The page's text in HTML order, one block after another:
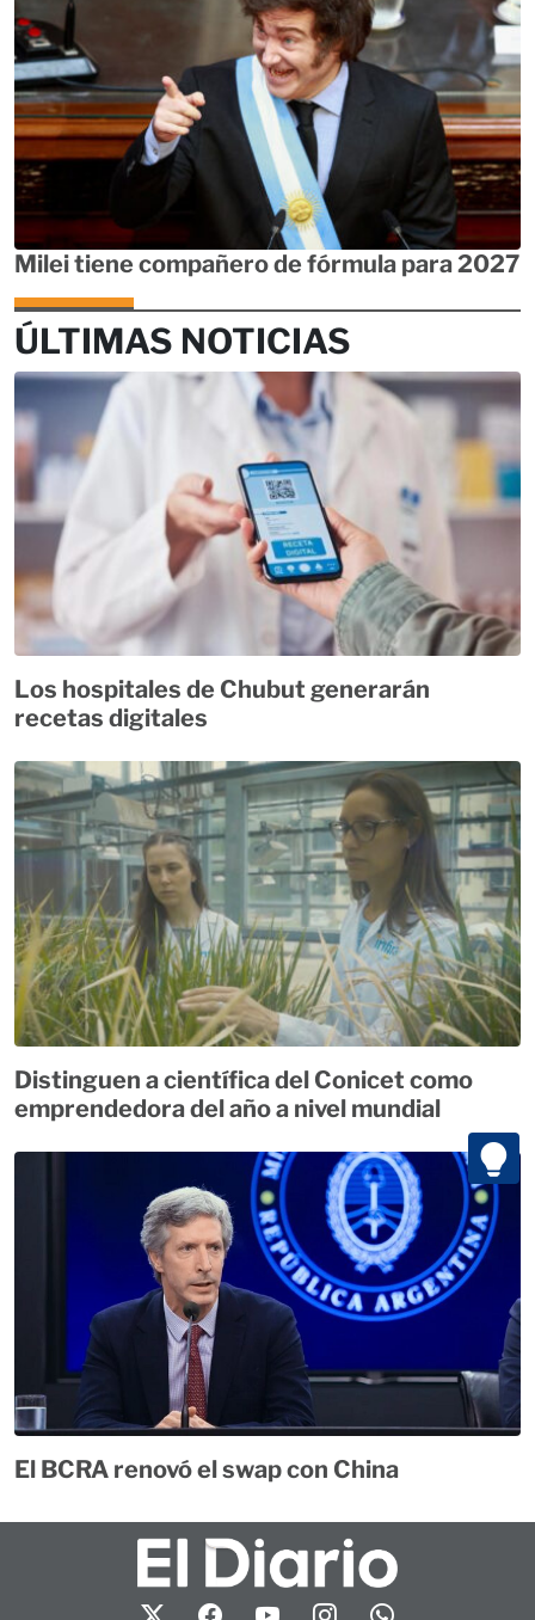
Milei tiene compañero de fórmula para 2027
ÚLTIMAS NOTICIAS
Los hospitales de Chubut generarán
recetas digitales
Distinguen a científica del Conicet como
emprendedora del año a nivel mundial
El BCRA renovó el swap con China